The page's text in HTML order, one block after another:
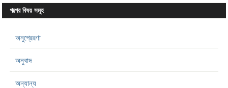
গল্পের বিষয় সমূহ
অনুপ্রেরণা
অনুবাদ
অন্যান্য